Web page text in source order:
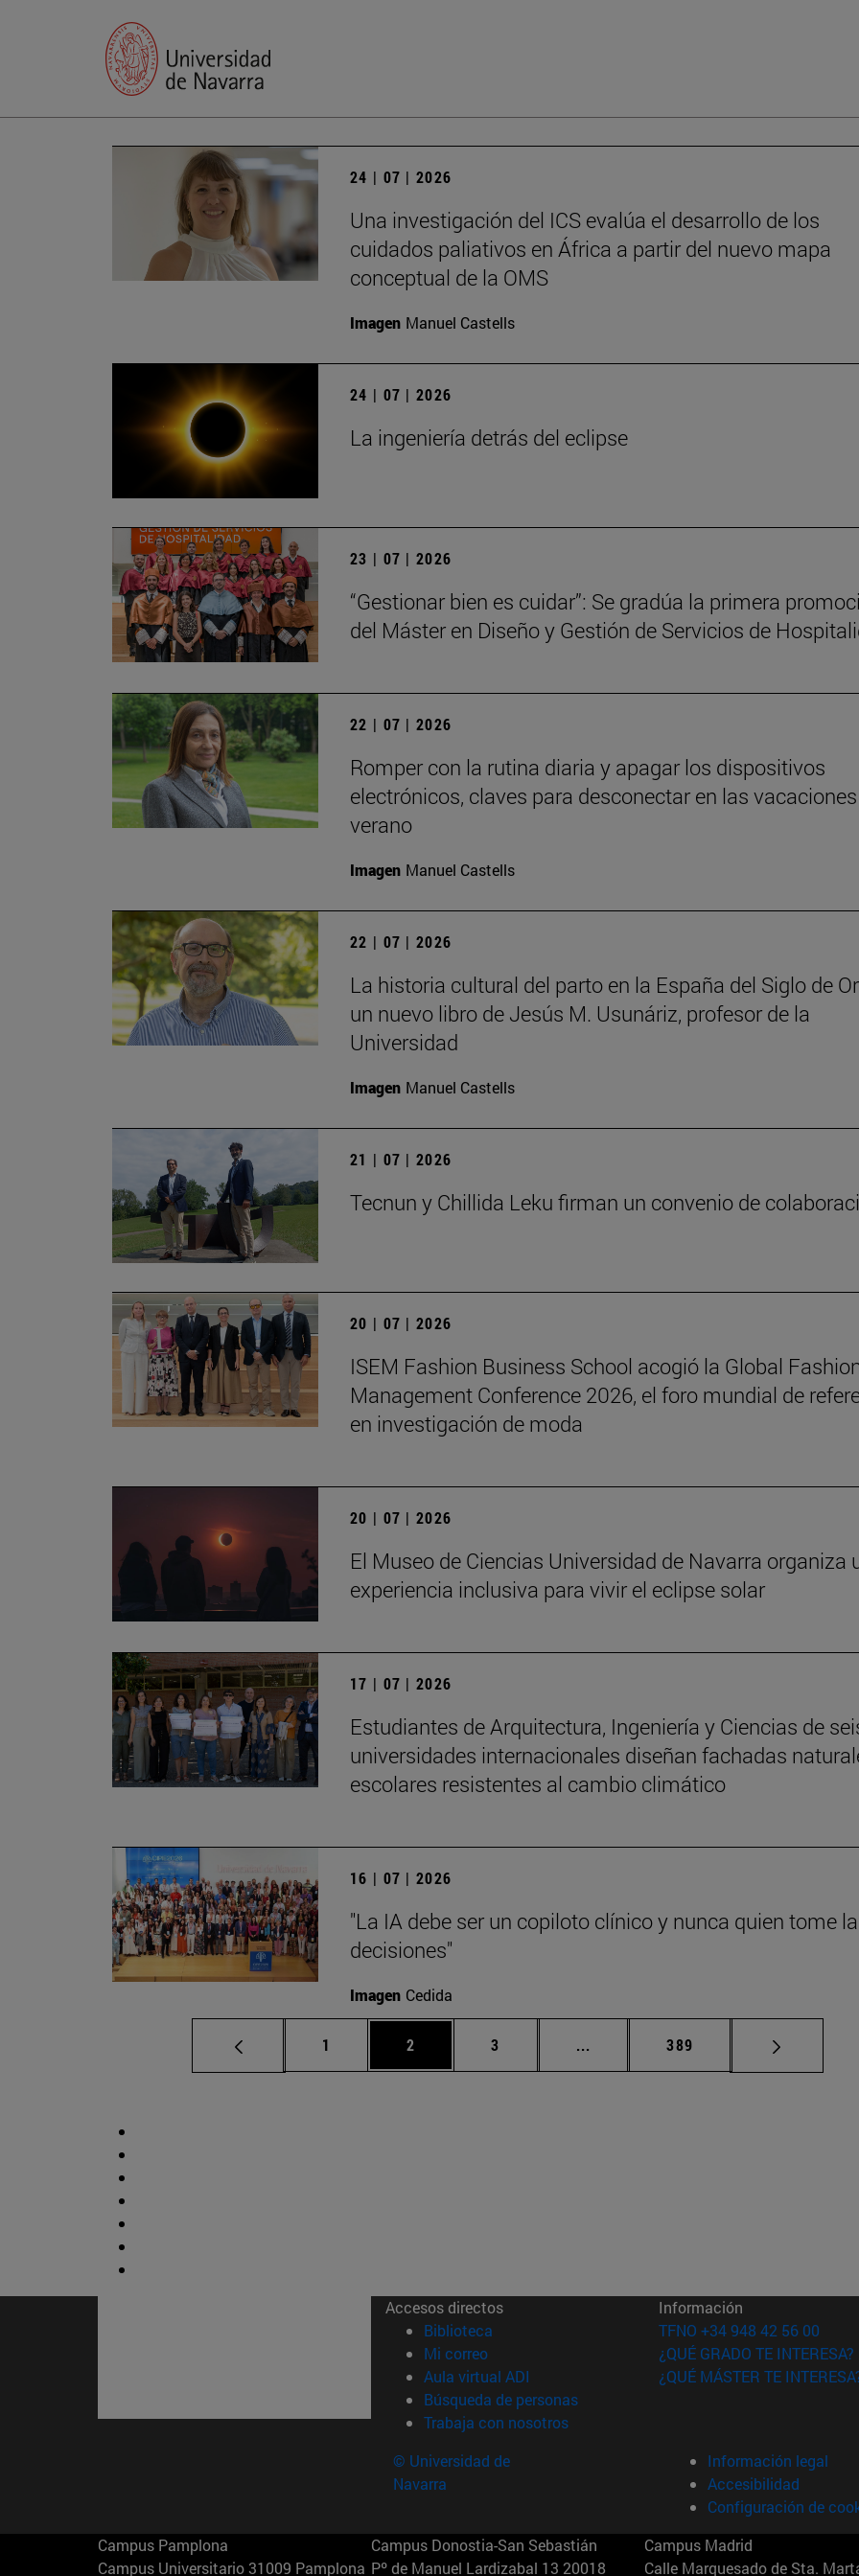
24 | 07 | 2026
Una investigación del ICS evalúa el desarrollo de los
cuidados paliativos en África a partir del nuevo mapa
conceptual de la OMS
Imagen Manuel Castells
24 | 07 | 2026
La ingeniería detrás del eclipse
23 | 07 | 2026
“Gestionar bien es cuidar”: Se gradúa la primera
del Máster en Diseño y Gestión de Servicios de
22 | 07 | 2026
Romper con la rutina diaria y apagar los dispositivos
electrónicos, claves para desconectar en las
verano
Imagen Manuel Castells
22 | 07 | 2026
La historia cultural del parto en la España del Siglo de
un nuevo libro de Jesús M. Usunáriz, profesor de la
Universidad
Imagen Manuel Castells
21 | 07 | 2026
Tecnun y Chillida Leku firman un convenio de
20 | 07 | 2026
ISEM Fashion Business School acogió la Global
Management Conference 2026, el foro mundial de
en investigación de moda
20 | 07 | 2026
El Museo de Ciencias Universidad de Navarra organiza
experiencia inclusiva para vivir el eclipse solar
17 | 07 | 2026
Estudiantes de Arquitectura, Ingeniería y Ciencias de
universidades internacionales diseñan fachadas
escolares resistentes al cambio climático
16 | 07 | 2026
"La IA debe ser un copiloto clínico y nunca quien tome
decisiones"
Imagen Cedida
Página
1 Página
2 Página
3 ... Páginas intermedias Use TAB para
Página
389
Accesos directos
Biblioteca (abre en nueva ventana)
Mi correo(abre en nueva ventana)
Aula virtual ADI (abre en nueva ventana)
Búsqueda de personas(abre en nueva ventana)
Trabaja con nosotros(abre en nueva ventana)
Información
TFNO +34 948 42 56 00
¿QUÉ GRADO TE INTERESA?
¿QUÉ MÁSTER TE
© Universidad de
Navarra
Información legal
Accesibilidad
Configuración de
Campus Pamplona
Campus Universitario 31009 Pamplona
Campus Donostia-San Sebastián
Pº de Manuel Lardizabal 13 20018
Campus Madrid
Calle Marquesado de Sta.